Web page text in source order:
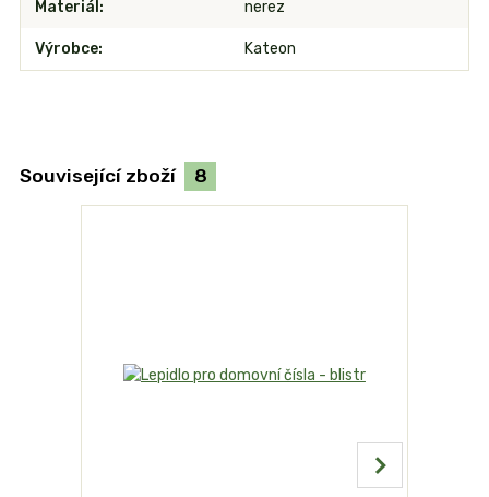
Materiál nerez
Výrobce Kateon
Související zboží 8